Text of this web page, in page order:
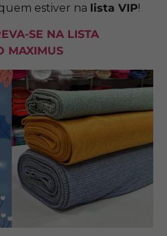
estiver na lista VIP!
SE NA LISTA
MAXIMUS